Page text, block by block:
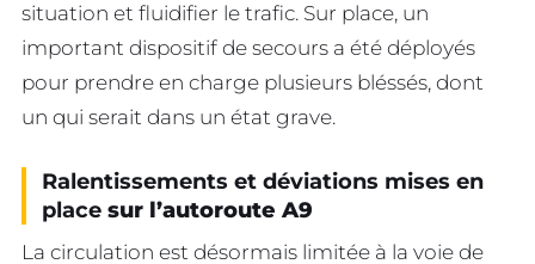
situation et fluidifier le trafic. Sur place, un
important dispositif de secours a été déployés
pour prendre en charge plusieurs bléssés, dont
un qui serait dans un état grave.
Ralentissements et déviations mises en
place sur l’autoroute A9
La circulation est désormais limitée à la voie de